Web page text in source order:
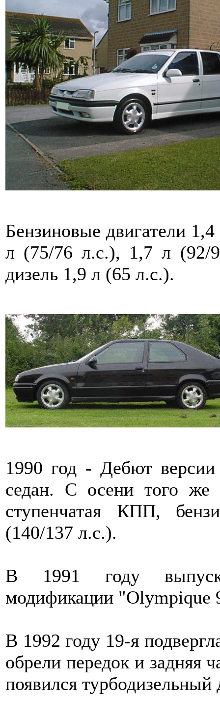
Бензиновые двигатели
л (75/76 л.с.), 1,7 л (92/
дизель 1,9 л (65 л.с.).
1990 год - Дебют
седан. С осени того же
ступенчатая КПП,
(140/137 л.с.).
В 1991 году
модификации "Olympique
В 1992 году 19-я
обрели передок и задняя
появился